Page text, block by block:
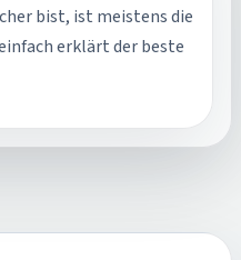
bist, ist meistens die
erklärt der beste